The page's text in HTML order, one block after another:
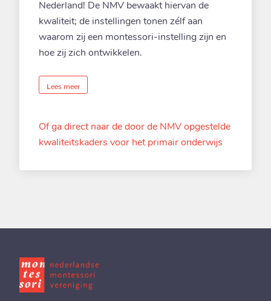
Routebeschrijving
Montessori Griffensteyn
Laan van Cattenbroeck 76
Nederland
Montessorischool Bilthoven
Hefbrug 9
Houten 3991 LB
Nederland! De NMV bewaakt hiervan de
kwaliteit; de instellingen tonen zélf aan
waarom zij een montessori-instelling zijn en
hoe zij zich ontwikkelen.
Lees meer
Of ga direct naar de door de NMV opgestelde
kwaliteitskaders voor het primair onderwijs